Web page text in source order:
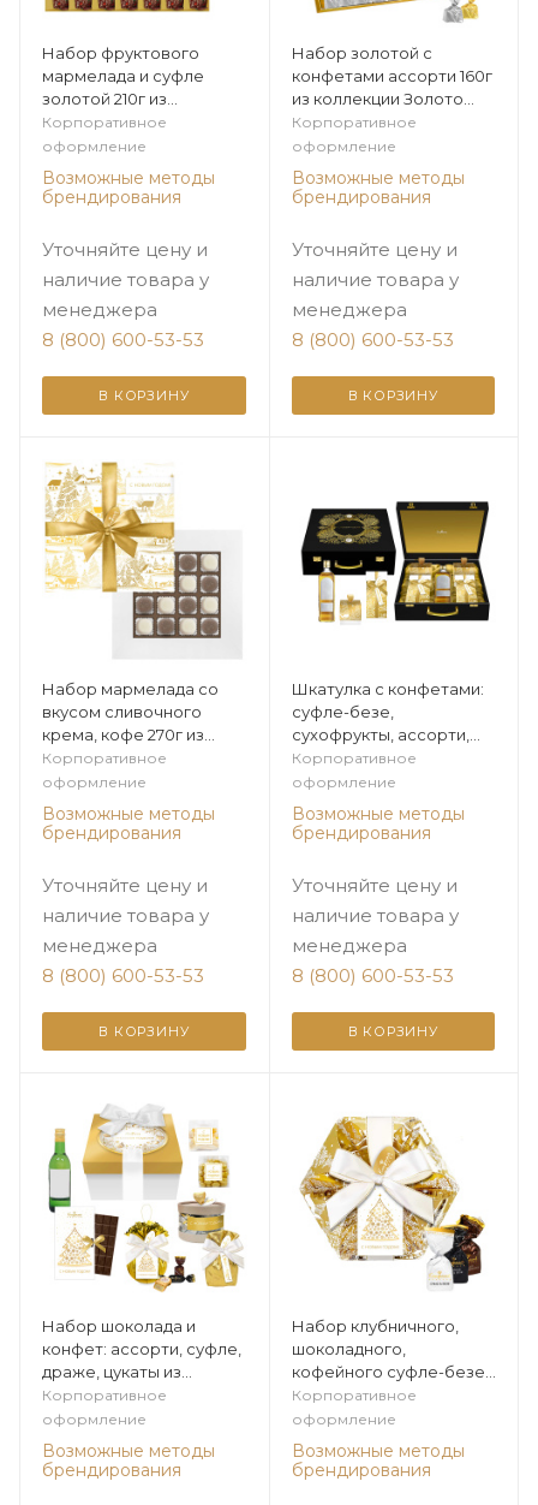
Набор фруктового
мармелада и суфле
золотой 210г из
коллекции Золото зимы
Корпоративное
оформление
Возможные методы
брендирования
Уточняйте цену и
наличие товара у
менеджера
8 (800) 600-53-53
В КОРЗИНУ
Набор золотой с
конфетами ассорти 160г
из коллекции Золото
зимы
Корпоративное
оформление
Возможные методы
брендирования
Уточняйте цену и
наличие товара у
менеджера
8 (800) 600-53-53
В КОРЗИНУ
Набор мармелада со
вкусом сливочного
крема, кофе 270г из
коллекции Золото зимы
Корпоративное
оформление
Возможные методы
брендирования
Уточняйте цену и
наличие товара у
менеджера
8 (800) 600-53-53
В КОРЗИНУ
Шкатулка с конфетами:
суфле-безе,
сухофрукты, ассорти,
мягкий грильяж из
коллекции Золото зимы
Корпоративное
оформление
Возможные методы
брендирования
Уточняйте цену и
наличие товара у
менеджера
8 (800) 600-53-53
В КОРЗИНУ
Набор шоколада и
конфет: ассорти, суфле,
драже, цукаты из
коллекции Золото зимы
Корпоративное
оформление
Возможные методы
брендирования
Набор клубничного,
шоколадного,
кофейного суфле-безе
295г из коллекции
Золото зимы
Корпоративное
оформление
Возможные методы
брендирования